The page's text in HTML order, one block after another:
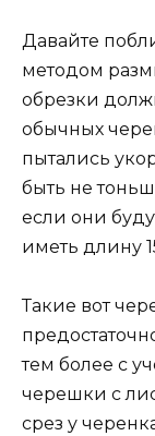
Давайте
методом
обрезки
обычных
пытались
быть не
если они
иметь длину
Такие вот
тем более с
черешки с
срез у